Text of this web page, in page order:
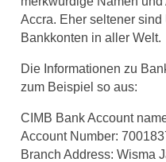
Accra. Eher seltener
Bankkonten in aller Welt.
Die Informationen zu
zum Beispiel so aus:
CIMB Bank Account
Account Number:
Branch Address: Wisma